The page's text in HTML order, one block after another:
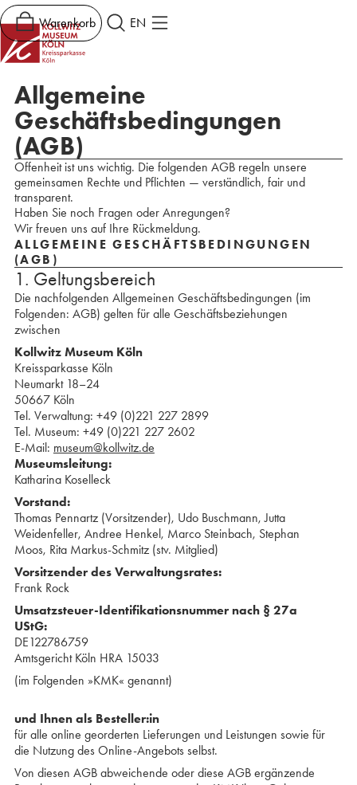
Warenkorb EN
Allgemeine
Geschäftsbedingungen
(AGB)
Offenheit ist uns wichtig. Die folgenden AGB regeln unsere
gemeinsamen Rechte und Pflichten — verständlich, fair und
transparent.
Haben Sie noch Fragen oder Anregungen?
Wir freuen uns auf Ihre Rückmeldung.
ALLGEMEINE GESCHÄFTSBEDINGUNGEN
(AGB)
1. Geltungsbereich
Die nachfolgenden Allgemeinen Geschäftsbedingungen (im
Folgenden: AGB) gelten für alle Geschäftsbeziehungen
zwischen
Kollwitz Museum Köln
Kreissparkasse Köln
Neumarkt 18–24
50667 Köln
Tel. Verwaltung: +49 (0)221 227 2899
Tel. Museum: +49 (0)221 227 2602
E-Mail: museum@kollwitz.de
Museumsleitung:
Katharina Koselleck
Vorstand:
Thomas Pennartz (Vorsitzender), ⁢Udo Buschmann, ⁢Jutta
Weidenfeller, ⁢Andree Henkel, ⁢Marco Steinbach, ⁢Stephan
Moos, Rita Markus-Schmitz (stv. Mitglied)
Vorsitzender des Verwaltungsrates:
Frank Rock
Umsatzsteuer-Identifikationsnummer nach § 27a
UStG:
DE122786759
Amtsgericht Köln HRA 15033
(im Folgenden »KMK« genannt)
und Ihnen als Besteller:in
für alle online georderten Lieferungen und Leistungen sowie für
die Nutzung des Online-Angebots selbst.
Von diesen AGB abweichende oder diese AGB ergänzende